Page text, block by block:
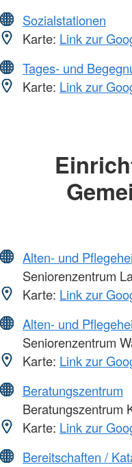
Sozialstationen
Karte: Link zur
Tages- und
Karte: Link zur
Alten- und
Seniorenzentrum
Karte: Link zur
Alten- und
Seniorenzentrum
Karte: Link zur
Beratungszentrum
Beratungszentrum
Karte: Link zur
Bereitschaften /